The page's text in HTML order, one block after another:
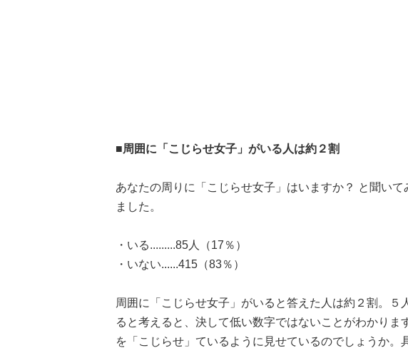
■周囲に「こじらせ女子」がいる人は約２割
あなたの周りに「こじらせ女子」はいますか？ と聞い
ました。
・いる.........85人（17％）
・いない......415（83％）
周囲に「こじらせ女子」がいると答えた人は約２割。５
ると考えると、決して低い数字ではないことがわかりま
を「こじらせ」ているように見せているのでしょうか。